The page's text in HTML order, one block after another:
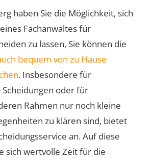
haben Sie die Möglichkeit, sich
Fachanwaltes für
zu lassen, Sie können die
bequem von zu Hause
. Insbesondere für
oder für
Rahmen nur noch kleine
zu klären sind, bietet
an. Auf diese
sich wertvolle Zeit für die